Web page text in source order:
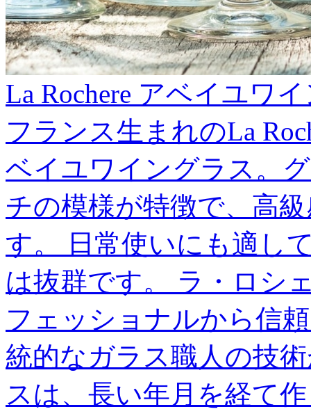
La Rochere アベイユワ
フランス生まれのLa
ベイユワイングラス。
チの模様が特徴で、高
す。 日常使いにも適し
は抜群です。 ラ・ロシ
フェッショナルから信
統的なガラス職人の技
スは、長い年月を経て